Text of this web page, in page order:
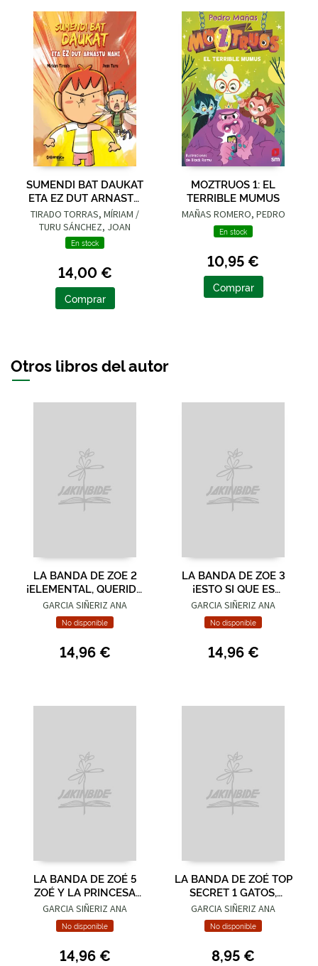
SUMENDI BAT DAUKAT
ETA EZ DUT ARNASTU
NAHI
TIRADO TORRAS, MÍRIAM /
TURU SÁNCHEZ, JOAN
En stock
14,00 €
Comprar
MOZTRUOS 1: EL
TERRIBLE MUMUS
MAÑAS ROMERO, PEDRO
En stock
10,95 €
Comprar
Otros libros del autor
LA BANDA DE ZOE 2
¡ELEMENTAL, QUERIDA
ZOE!
GARCIA SIÑERIZ ANA
No disponible
14,96 €
LA BANDA DE ZOE 3
¡ESTO SI QUE ES
HOLLYWOOD!
GARCIA SIÑERIZ ANA
No disponible
14,96 €
LA BANDA DE ZOÉ 5
ZOÉ Y LA PRINCESA
ROMANA
GARCIA SIÑERIZ ANA
No disponible
14,96 €
LA BANDA DE ZOÉ TOP
SECRET 1 GATOS,
ESPÍAS Y ROLLITOS DE
PRIMAVERA
GARCIA SIÑERIZ ANA
No disponible
8,95 €